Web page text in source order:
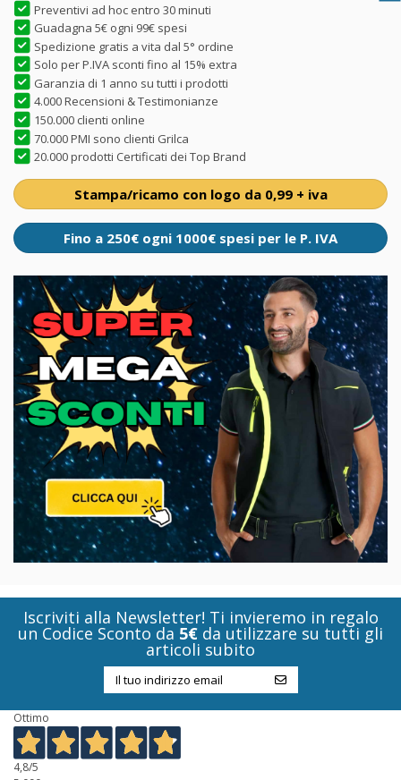
Preventivi ad hoc entro 30 minuti
Guadagna 5€ ogni 99€ spesi
Spedizione gratis a vita dal 5° ordine
Solo per P.IVA sconti fino al 15% extra
Garanzia di 1 anno su tutti i prodotti
4.000 Recensioni & Testimonianze
150.000 clienti online
70.000 PMI sono clienti Grilca
20.000 prodotti Certificati dei Top Brand
Stampa/ricamo con logo da 0,99 + iva
Fino a 250€ ogni 1000€ spesi per le P. IVA
Iscriviti alla Newsletter! Ti invieremo in regalo
un Codice Sconto da 5€ da utilizzare su tutti gli
articoli subito
Ottimo
4,8/5